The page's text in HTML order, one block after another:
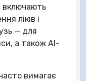
включають
ліків і
— для
а також AI-
вимагає